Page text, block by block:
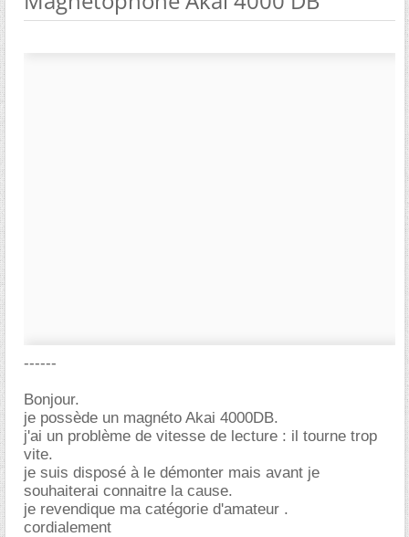
------
Bonjour.
je possède un magnéto Akai 4000DB.
j'ai un problème de vitesse de lecture : il tourne trop
vite.
je suis disposé à le démonter mais avant je
souhaiterai connaitre la cause.
je revendique ma catégorie d'amateur .
cordialement